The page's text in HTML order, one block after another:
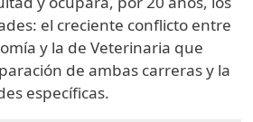
el creciente conflicto entre
y la de Veterinaria que
de ambas carreras y la
específicas.